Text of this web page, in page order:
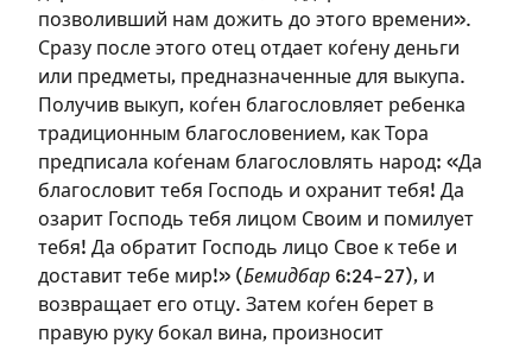
позволивший нам дожить до этого времени».
Сразу после этого отец отдает коѓену деньги
или предметы, предназначенные для выкупа.
Получив выкуп, коѓен благословляет ребенка
традиционным благословением, как Тора
предписала коѓенам благословлять народ: «Да
благословит тебя Господь и охранит тебя! Да
озарит Господь тебя лицом Своим и помилует
тебя! Да обратит Господь лицо Свое к тебе и
доставит тебе мир!» (Бемидбар 6:24-27), и
возвращает его отцу. Затем коѓен берет в
правую руку бокал вина, произносит
Зарегистрироваться
на сайте
Чтобы делать пометки на сайте,
необходимо зарегистрироваться.